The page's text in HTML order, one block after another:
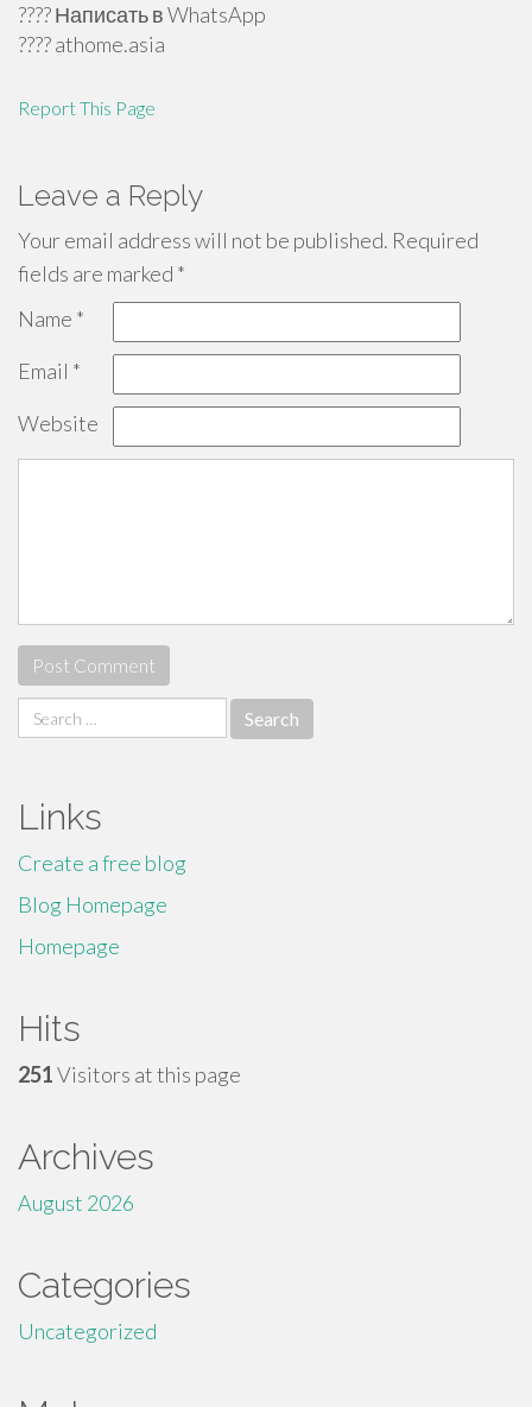
???? Написать в WhatsApp
???? athome.asia
Report This Page
Leave a Reply
Your email address will not be published. Required
fields are marked *
Name *
Email *
Website
Search
for:
Links
Create a free blog
Blog Homepage
Homepage
Hits
251Visitors at this page
Archives
August 2026
Categories
Uncategorized